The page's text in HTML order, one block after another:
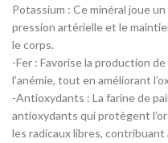
Potassium : Ce minéral joue
pression artérielle et le
le corps.
-Fer : Favorise la production
l’anémie, tout en améliorant
-Antioxydants : La farine de
antioxydants qui protègent
les radicaux libres,